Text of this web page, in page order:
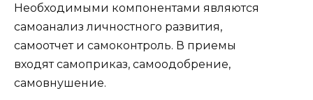
Необходимыми компонентами являются
самоанализ личностного развития,
самоотчет и самоконтроль. В приемы
входят самоприказ, самоодобрение,
самовнушение.